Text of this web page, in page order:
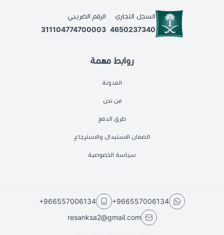
روابط مهمة
المدونة
من نحن
طرق الدفع
الضمان الاستبدال والاسترجاع
سياسة الخصوصية
السجل التجاري
4650237340
الرقم الضريبي
311104774700003
+966557006134
+966557006134
resanksa2@gmail.com